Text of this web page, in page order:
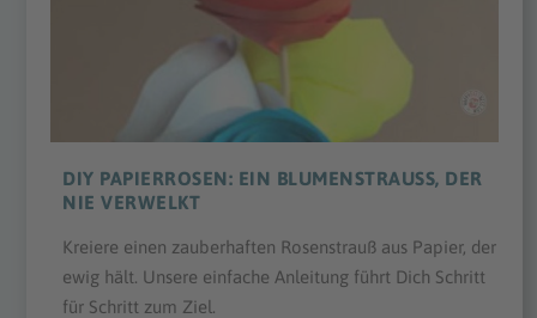
DIY PAPIERROSEN: EIN BLUMENSTRAUSS, DER N
IE VERWELKT
Kreiere einen zauberhaften Rosenstrauß aus Papier, der
ewig hält. Unsere einfache Anleitung führt Dich Schritt
für Schritt zum Ziel.